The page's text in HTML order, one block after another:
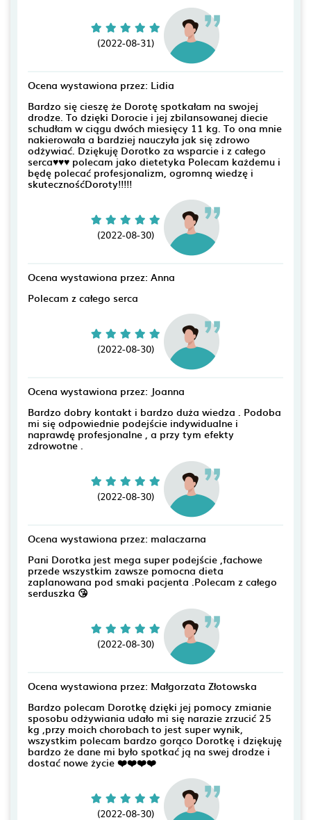
(2022-08-31)
Ocena wystawiona przez: Lidia
Bardzo się cieszę że Dorotę spotkałam na swojej
drodze. To dzięki Dorocie i jej zbilansowanej diecie
schudłam w ciągu dwóch miesięcy 11 kg. To ona mnie
nakierowała a bardziej nauczyła jak się zdrowo
odżywiać. Dziękuję Dorotko za wsparcie i z całego
serca♥️♥️♥️ polecam jako dietetyka Polecam każdemu i
będę polecać profesjonalizm, ogromną wiedzę i
skutecznośćDoroty!!!!!
(2022-08-30)
Ocena wystawiona przez: Anna
Polecam z całego serca
(2022-08-30)
Ocena wystawiona przez: Joanna
Bardzo dobry kontakt i bardzo duża wiedza . Podoba
mi się odpowiednie podejście indywidualne i
naprawdę profesjonalne , a przy tym efekty
zdrowotne .
(2022-08-30)
Ocena wystawiona przez: malaczarna
Pani Dorotka jest mega super podejście ,fachowe
przede wszystkim zawsze pomocna dieta
zaplanowana pod smaki pacjenta .Polecam z całego
serduszka 😘
(2022-08-30)
Ocena wystawiona przez: Małgorzata Złotowska
Bardzo polecam Dorotkę dzięki jej pomocy zmianie
sposobu odżywiania udało mi się narazie zrzucić 25
kg ,przy moich chorobach to jest super wynik,
wszystkim polecam bardzo gorąco Dorotkę i dziękuję
bardzo że dane mi było spotkać ją na swej drodze i
dostać nowe życie ❤️❤️❤️❤️
(2022-08-30)